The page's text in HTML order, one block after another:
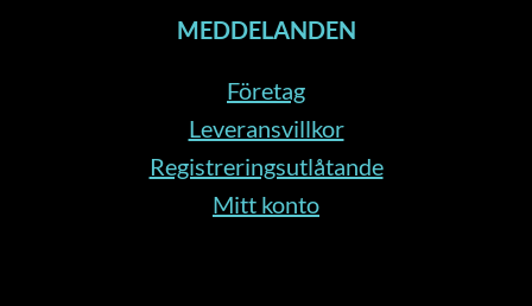
MEDDELANDEN
Företag
Leveransvillkor
Registreringsutlåtande
Mitt konto